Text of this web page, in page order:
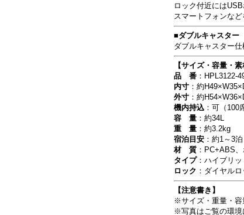
ロック付近には
スマートフォンなど
■ダブルキャスター
ダブルキャスター
【サイズ・容量・素
品 番 ：HPL3122-
内寸 ：約
外寸 ：約
機内持込 ：可（100
容 量 ：約34L
重 量 ：約3.2kg
宿泊目安 ：約1～3泊
材 質 ：PC+ABS
タイプ：ハイブリ
ロック ：ダイヤル
【注意書き】
※サイズ・重量・容
※写真はご覧の環境